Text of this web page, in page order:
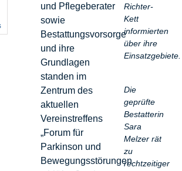
und Pflegeberater
sowie
Bestattungsvorsorge
und ihre
Grundlagen
standen im
Zentrum des
aktuellen
Vereinstreffens
„Forum für
Parkinson und
Bewegungsstörungen
Richter-
Kett
informierten
über ihre
Einsatzgebiete.
Die
geprüfte
Bestatterin
Sara
Melzer rät
zu
rechtzeitiger